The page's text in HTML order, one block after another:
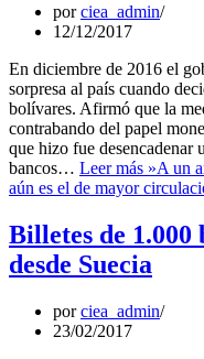
porciea_admin
12/12/2017
En diciembre de 2016 el
sorpresa al país cuando
bolívares. Afirmó que la
contrabando del papel
que hizo fue desencadenar
bancos… Leer más »A un
aún es el de mayor
Billetes de
desde Suecia
porciea_admin
23/02/2017